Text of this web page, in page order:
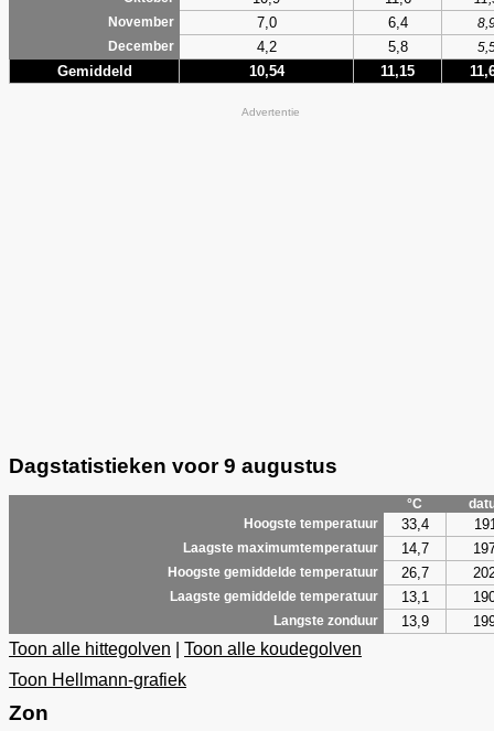
November
7,0 6,4
December
4,2 5,8
Gemiddeld 10,54 11,15
Advertentie
Dagstatistieken voor 9 augustus
°C
Hoogste temperatuur
33,4
Laagste maximumtemperatuur 14,7
Hoogste gemiddelde temperatuur 26,7
Laagste gemiddelde temperatuur 13,1
Langste zonduur 13,9
Toon alle hittegolven
Toon alle koudegolven
Toon Hellmann-grafiek
Zon